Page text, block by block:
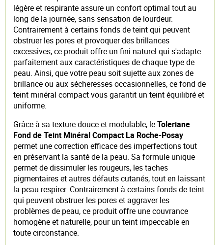
légère et respirante assure un confort optimal tout au
long de la journée, sans sensation de lourdeur.
Contrairement à certains fonds de teint qui peuvent
obstruer les pores et provoquer des brillances
excessives, ce produit offre un fini naturel qui s'adapte
parfaitement aux caractéristiques de chaque type de
peau. Ainsi, que votre peau soit sujette aux zones de
brillance ou aux sécheresses occasionnelles, ce fond de
teint minéral compact vous garantit un teint équilibré et
uniforme.
Grâce à sa texture douce et modulable, leToleriane
Fond de Teint Minéral Compact La Roche-Posay
permet une correction efficace des imperfections tout
en préservant la santé de la peau. Sa formule unique
permet de dissimuler les rougeurs, les taches
pigmentaires et autres défauts cutanés, tout en laissant
la peau respirer. Contrairement à certains fonds de teint
qui peuvent obstruer les pores et aggraver les
problèmes de peau, ce produit offre une couvrance
homogène et naturelle, pour un teint impeccable en
toute circonstance.